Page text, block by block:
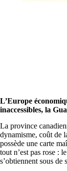
L’Europe
inaccessibles, la
La province
dynamisme, coût de
possède une carte
tout n’est pas rose :
s’obtiennent sous de